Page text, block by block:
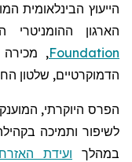
הייעוץ הבינלאומית
הארגון
Foundation, מכירה
הדמוקרטיים, שלטון
הפרס היוקרתי,
לשיפור ותמיכה
במהלך ועידת